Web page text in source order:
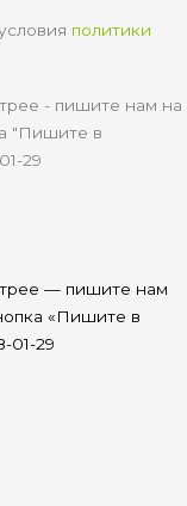
политики
- пишите нам на
"Пишите в
29
— пишите нам
«Пишите в
01-29